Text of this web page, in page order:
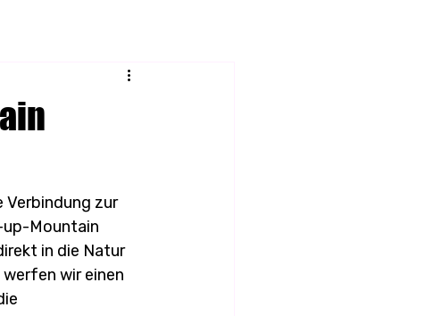
Verbindung zur
up-Mountain
in die Natur
wir einen